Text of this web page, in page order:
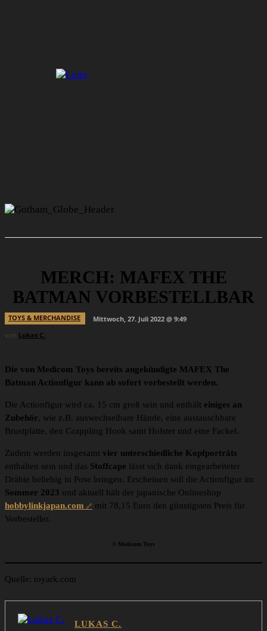
MERCH: MAFEX THE
BATMAN VORBESTELLBAR
TOYS & MERCHANDISE
Mittwoch, 27. Juli 2022 @ 9:49
von Lukas C.
Die von Medicom Toys bereits angekündigte MAFEX The
Batman Actionfigur kann ab sofort vorbestellt werden.
Die Actionfigur wird ca. 15 cm groß sein und enthält einiges an
Zubehör, wie z.B. auswechselbare Hände, eine austauschbare
Brustplatte, den Grappling Hook samt Holster und eine Fackel.
Zudem werden insgesamt vier unterschiedliche Kopfporträts
enthalten sein und das Stoffcape lässt sich dank eingearbeiteter
Drähte beliebig in Pose bringen. Erscheinen soll die Actionfigur im
Sommer 2023 und aktuell hält der japanische Onlineshop
hobbylinkjapan.com
mit 78,15 Euro den günstigsten Preis für
Vorbesteller.
© Medicom Toys
Quelle: toyark.com
LUKAS C.